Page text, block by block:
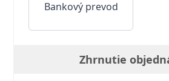
Bankový prevod
Zhrnutie